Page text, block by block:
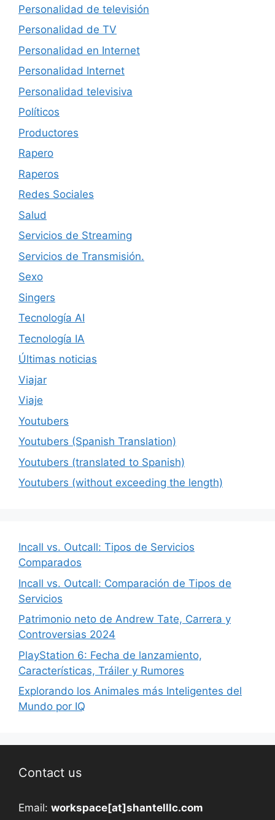
Personalidad de televisión
Personalidad de TV
Personalidad en Internet
Personalidad Internet
Personalidad televisiva
Políticos
Productores
Rapero
Raperos
Redes Sociales
Salud
Servicios de Streaming
Servicios de Transmisión.
Sexo
Singers
Tecnología AI
Tecnología IA
Últimas noticias
Viajar
Viaje
Youtubers
Youtubers (Spanish Translation)
Youtubers (translated to Spanish)
Youtubers (without exceeding the length)
Incall vs. Outcall: Tipos de Servicios
Comparados
Incall vs. Outcall: Comparación de Tipos de
Servicios
Patrimonio neto de Andrew Tate, Carrera y
Controversias 2024
PlayStation 6: Fecha de lanzamiento,
Características, Tráiler y Rumores
Explorando los Animales más Inteligentes del
Mundo por IQ
Contact us
Email: workspace[at]shantelllc.com